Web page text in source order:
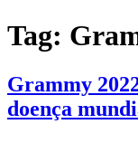
Tag:
Grammy
doença